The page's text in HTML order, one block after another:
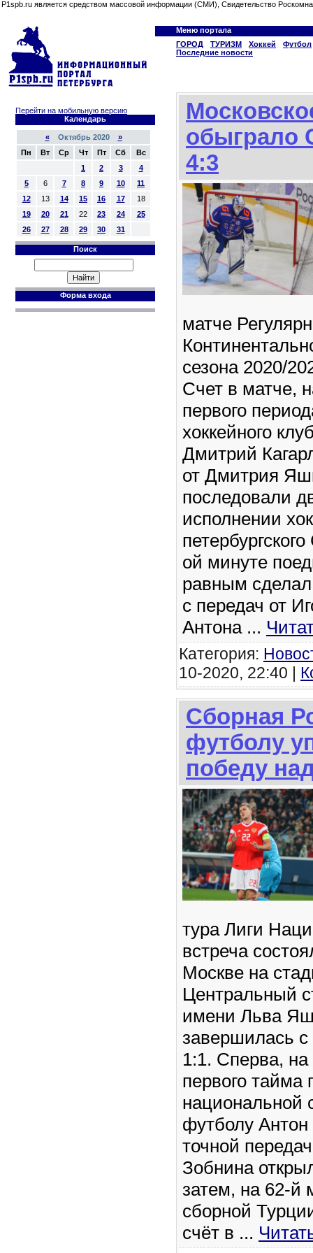
P1spb.ru является средством массовой информации (СМИ), Свидетельство
Меню портала
ГОРОД
ТУРИЗМ Хоккей
Футбол
Последние новости
Перейти на мобильную версию
Календарь
«Октябрь 2020 »
Пн
Вт Ср Чт Пт Сб
Вс
1
2 3
4
5
6 7 8 9 10
11
12
13 14 15 16 17
18
19
20 21 22 23 24
25
26
27 28 29 30 31
Поиск
Форма входа
обыграло
4:3
матче
сезона 2020/
Счет в матче,
первого
хоккейного
Дмитрий
от Дмитрия
последовали
исполнении
ой минуте
равным
с передач от
Антона ...
Категория:
10-2020, 22:40 |
Сборная
футболу
победу
тура Лиги
встреча
Москве на
Центральный
имени Льва
завершилась
1:1. Сперва,
первого тайма
национальной
футболу
точной
Зобнина
затем, на 62-й
сборной
счёт в ...